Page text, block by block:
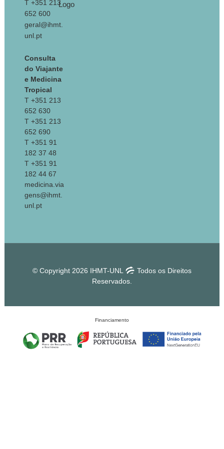
T +351 213
652 600
geral@ihmt.
unl.pt
Consulta
do Viajante
e Medicina
Tropical
T +351 213
652 630
T +351 213
652 690
T +351 91
182 37 48
T +351 91
182 44 67
medicina.via
gens@ihmt.
unl.pt
© Copyright 2026 IHMT-UNL
Todos os Direitos
Reservados.
Financiamento